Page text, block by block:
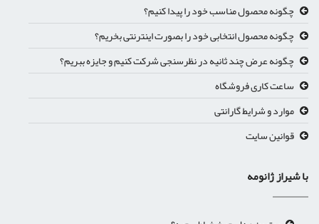
چگونه محصول مناسب خود را پیدا کنیم؟
چگونه محصول انتخابی خود را بصورت اینترنتی بخریم؟
چگونه عرض چند ثانیه در نظرسنجی شرکت کنیم و جایزه ببریم؟
ساعت کاری فروشگاه
موارد و شرایط گارانتی
قوانین سایت
با شیراز ژانومه